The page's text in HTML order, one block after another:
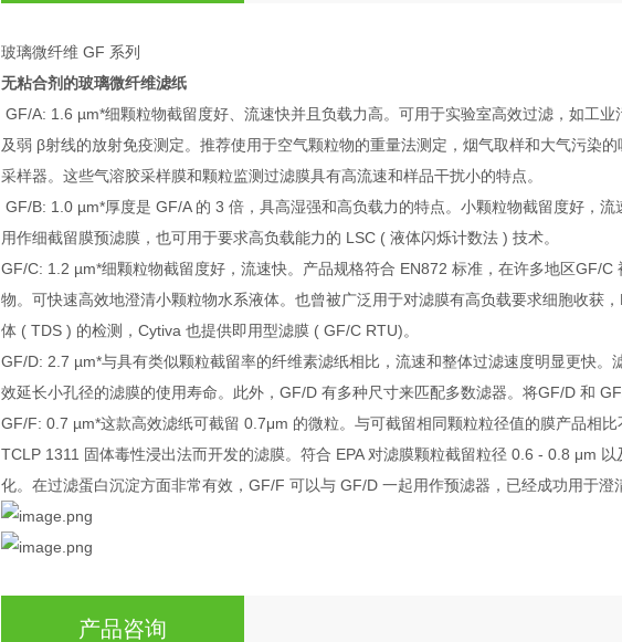
玻璃微纤维 GF 系列
无粘合剂的玻璃微纤维滤纸
GF/A: 1.6 µm*细颗粒物截留度好、流速快并且负载力高。可用于实验室高效过滤，如工
及弱 β射线的放射免疫测定。推荐使用于空气颗粒物的重量法测定，烟气取样和大气污染
采样器。这些气溶胶采样膜和颗粒监测过滤膜具有高流速和样品干扰小的特点。
GF/B: 1.0 µm*厚度是 GF/A 的 3 倍，具高湿强和高负载力的特点。小颗粒物截留度好，
用作细截留膜预滤膜，也可用于要求高负载能力的 LSC ( 液体闪烁计数法 ) 技术。
GF/C: 1.2 µm*细颗粒物截留度好，流速快。产品规格符合 EN872 标准，在许多地区GF/
物。可快速高效地澄清小颗粒物水系液体。也曾被广泛用于对滤膜有高负载要求细胞收获
体 ( TDS ) 的检测，Cytiva 也提供即用型滤膜 ( GF/C RTU)。
GF/D: 2.7 µm*与具有类似颗粒截留率的纤维素滤纸相比，流速和整体过滤速度明显更快。
效延长小孔径的滤膜的使用寿命。此外，GF/D 有多种尺寸来匹配多数滤器。将GF/D 和
GF/F: 0.7 µm*这款高效滤纸可截留 0.7μm 的微粒。与可截留相同颗粒粒径值的膜产品相
TCLP 1311 固体毒性浸出法而开发的滤膜。符合 EPA 对滤膜颗粒截留粒径 0.6 - 0.8 μm
化。在过滤蛋白沉淀方面非常有效，GF/F 可以与 GF/D 一起用作预滤器，已经成功用于澄
产品咨询